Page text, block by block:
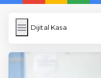
Dijital Kasa
Dijital Kasa